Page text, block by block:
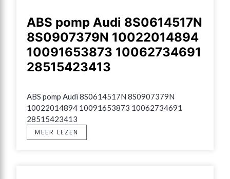
ABS pomp Audi 8S0614517N
8S0907379N 10022014894
10091653873 10062734691
28515423413
ABS pomp Audi 8S0614517N 8S0907379N
10022014894 10091653873 10062734691
28515423413
MEER LEZEN